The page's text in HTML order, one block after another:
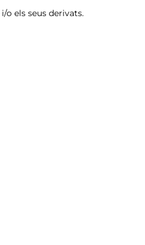
i/o els seus derivats.